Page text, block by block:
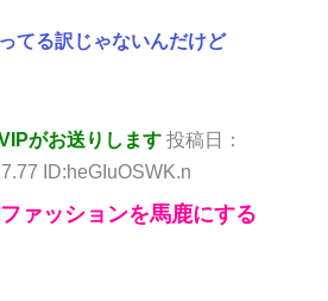
てる訳じゃないんだけど
がお送りします 投稿日：
ID:heGIuOSWK.n
ァッションを馬鹿にする